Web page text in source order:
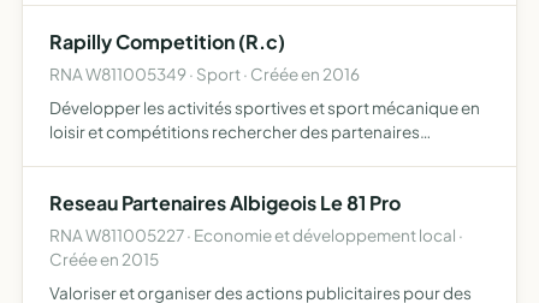
Rapilly Competition (R.c)
RNA W811005349 · Sport · Créée en 2016
Développer les activités sportives et sport mécanique en
loisir et compétitions rechercher des partenaires
Reseau Partenaires Albigeois Le 81 Pro
RNA W811005227 · Economie et développement local ·
Créée en 2015
Valoriser et organiser des actions publicitaires pour des